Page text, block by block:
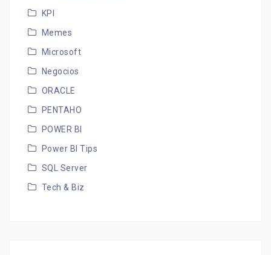
KPI
Memes
Microsoft
Negocios
ORACLE
PENTAHO
POWER BI
Power BI Tips
SQL Server
Tech & Biz